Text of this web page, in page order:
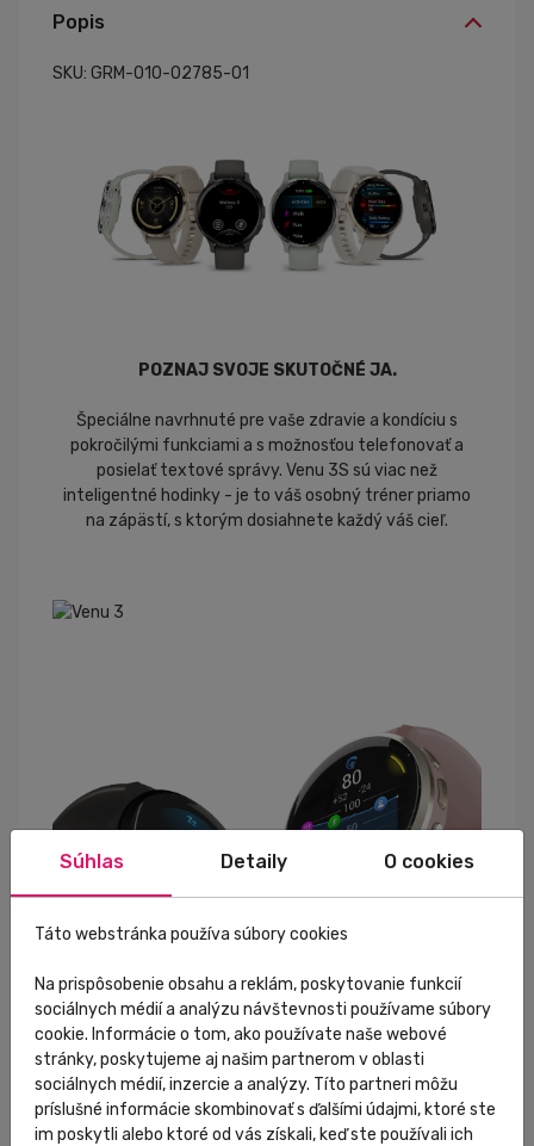
Popis
SKU: GRM-010-02785-01
POZNAJ SVOJE SKUTOČNÉ JA.
Špeciálne navrhnuté pre vaše zdravie a kondíciu s
pokročilými funkciami a s možnosťou telefonovať a
posielať textové správy. Venu 3S sú viac než
inteligentné hodinky - je to váš osobný tréner priamo
na zápästí, s ktorým dosiahnete každý váš cieľ.
Súhlas Detaily O cookies
Táto webstránka používa súbory cookies
Na prispôsobenie obsahu a reklám, poskytovanie funkcií
sociálnych médií a analýzu návštevnosti používame súbory
cookie. Informácie o tom, ako používate naše webové
stránky, poskytujeme aj našim partnerom v oblasti
sociálnych médií, inzercie a analýzy. Títo partneri môžu
príslušné informácie skombinovať s ďalšími údajmi, ktoré ste
im poskytli alebo ktoré od vás získali, keď ste používali ich